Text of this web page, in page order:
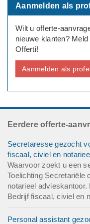
Aanmelden als
Wilt u offerte-
nieuwe klanten?
Offerti!
Aanmelden als
Eerdere offerte-
Secretaresse gezocht
fiscaal, civiel en
Waarvoor zoekt u een
Toelichting Secretariële
notarieel
Bedrijf fiscaal, civiel en
Personal assistant